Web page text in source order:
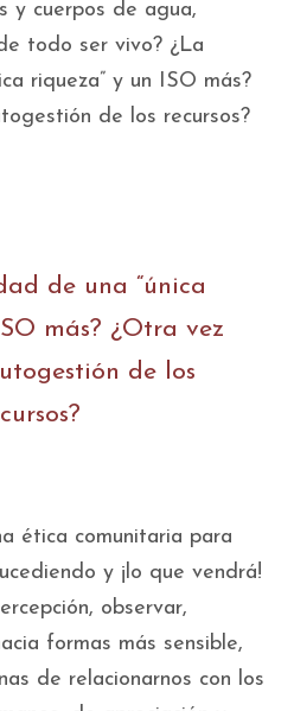
y cuerpos de agua,
todo ser vivo? ¿La
riqueza” y un ISO más?
de los recursos?
de una “única
más? ¿Otra vez
de los
ética comunitaria para
y ¡lo que vendrá!
observar,
formas más sensible,
de relacionarnos con los